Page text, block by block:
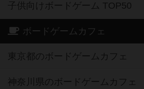
子供向けボードゲーム TOP50
ボードゲームカフェ
東京都のボードゲームカフェ
神奈川県のボードゲームカフェ